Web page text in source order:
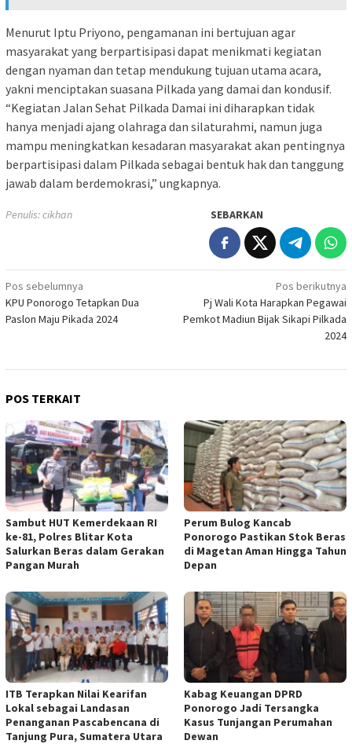
Menurut Iptu Priyono, pengamanan ini bertujuan agar
masyarakat yang berpartisipasi dapat menikmati kegiatan
dengan nyaman dan tetap mendukung tujuan utama acara,
yakni menciptakan suasana Pilkada yang damai dan kondusif.
“Kegiatan Jalan Sehat Pilkada Damai ini diharapkan tidak
hanya menjadi ajang olahraga dan silaturahmi, namun juga
mampu meningkatkan kesadaran masyarakat akan pentingnya
berpartisipasi dalam Pilkada sebagai bentuk hak dan tanggung
jawab dalam berdemokrasi,” ungkapnya.
Penulis: cikhan SEBARKAN
Navigasi
pos
Pos sebelumnya
KPU Ponorogo Tetapkan Dua
Paslon Maju Pikada 2024
Pos berikutnya
Pj Wali Kota Harapkan Pegawai
Pemkot Madiun Bijak Sikapi Pilkada
2024
POS TERKAIT
Sambut HUT Kemerdekaan RI
ke-81, Polres Blitar Kota
Salurkan Beras dalam Gerakan
Pangan Murah
Perum Bulog Kancab
Ponorogo Pastikan Stok Beras
di Magetan Aman Hingga Tahun
Depan
ITB Terapkan Nilai Kearifan
Lokal sebagai Landasan
Penanganan Pascabencana di
Tanjung Pura, Sumatera Utara
Kabag Keuangan DPRD
Ponorogo Jadi Tersangka
Kasus Tunjangan Perumahan
Dewan